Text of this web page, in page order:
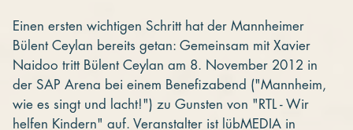
Einen ersten wichtigen Schritt hat der Mannheimer
Bülent Ceylan bereits getan: Gemeinsam mit Xavier
Naidoo tritt Bülent Ceylan am 8. November 2012 in
der SAP Arena bei einem Benefizabend ("Mannheim,
wie es singt und lacht!") zu Gunsten von "RTL - Wir
helfen Kindern" auf. Veranstalter ist lübMEDIA in